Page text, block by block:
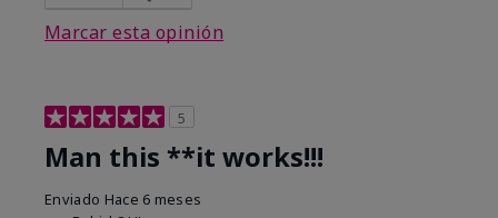
Marcar esta opinión
5
Man this **it works!!!
Enviado Hace 6 meses